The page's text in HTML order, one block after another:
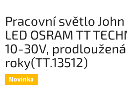
Pracovní světlo
LED OSRAM TT
10-30V,
roky(TT.13512)
Novinka